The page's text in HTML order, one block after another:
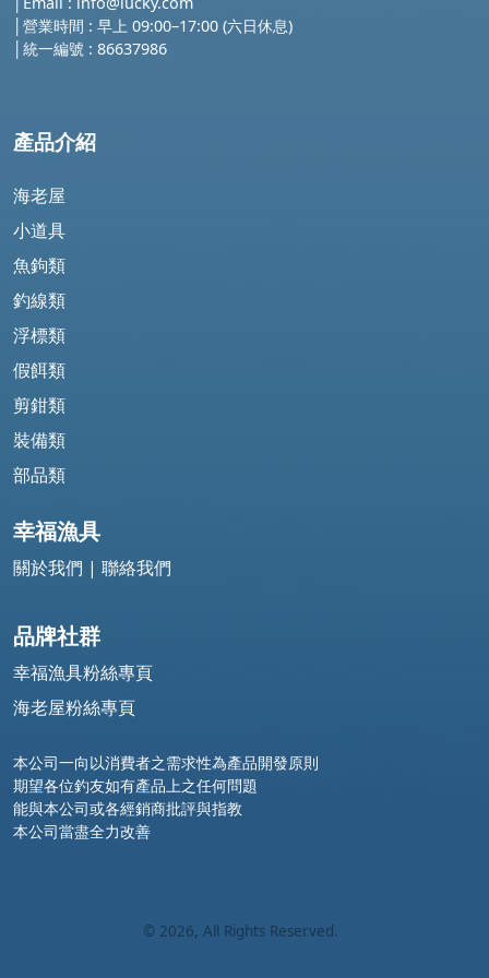
│營業時間 : 早上 09:00–17:00 (六日休息)
統一編號 : 86637986
產品介紹
海老屋
小道具
魚鉤類
釣線類
浮標類
假餌類
剪鉗類
裝備類
部品類
幸福漁具
關於我們 | 聯絡我們
品牌社群
幸福漁具粉絲專頁
海老屋粉絲專頁
本公司一向以消費者之需求性為產品開發原則
期望各位釣友如有產品上之任何問題
能與本公司或各經銷商批評與指教
本公司當盡全力改善
© 2026, All Rights Reserved.